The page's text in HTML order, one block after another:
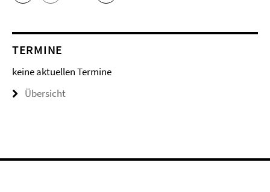
TERMINE
keine aktuellen Termine
Übersicht